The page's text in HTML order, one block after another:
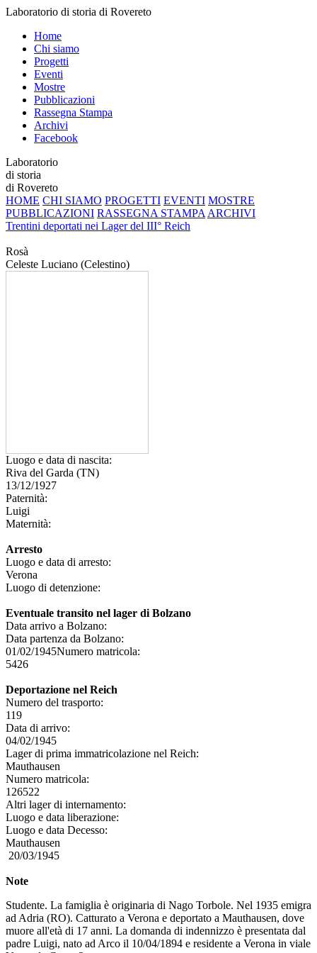
Laboratorio di storia di Rovereto
Home
Chi siamo
Progetti
Eventi
Mostre
Pubblicazioni
Rassegna Stampa
Archivi
Facebook
Laboratorio
di storia
di Rovereto
HOME CHI SIAMO PROGETTI EVENTI MOSTRE
PUBBLICAZIONI RASSEGNA STAMPA ARCHIVI
Trentini deportati nei Lager del III° Reich
Rosà
Celeste Luciano (Celestino)
Luogo e data di nascita:
Riva del Garda (TN)
13/12/1927
Paternità:
Luigi
Maternità:
Arresto
Luogo e data di arresto:
Verona
Luogo di detenzione:
Eventuale transito nel lager di Bolzano
Data arrivo a Bolzano:
Data partenza da Bolzano:
01/02/1945Numero matricola:
5426
Deportazione nel Reich
Numero del trasporto:
119
Data di arrivo:
04/02/1945
Lager di prima immatricolazione nel Reich:
Mauthausen
Numero matricola:
126522
Altri lager di internamento:
Luogo e data liberazione:
Luogo e data Decesso:
Mauthausen
20/03/1945
Note
Studente. La famiglia è originaria di Nago Torbole. Nel 1935 emigra
ad Adria (RO). Catturato a Verona e deportato a Mauthausen, dove
muore all'età di 17 anni. La domanda di indennizzo è presentata dal
padre Luigi, nato ad Arco il 10/04/1894 e residente a Verona in viale